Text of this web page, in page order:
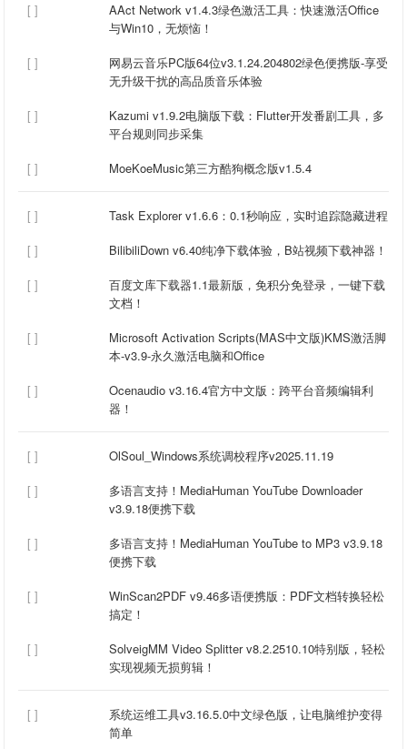
[ ]
‌AAct Network v1.4.3绿色激活工具：快速激活Office
与Win10，无烦恼！‌
[ ]
网易云音乐PC版64位v3.1.24.204802绿色便携版-享受
无升级干扰的高品质音乐体验
[ ]
‌Kazumi v1.9.2电脑版下载：Flutter开发番剧工具，多
平台规则同步采集‌
[ ]
MoeKoeMusic第三方酷狗概念版v1.5.4
[ ]
Task Explorer v1.6.6：0.1秒响应，实时追踪隐藏进程
[ ]
BilibiliDown v6.40纯净下载体验，B站视频下载神器！
[ ]
百度文库下载器1.1最新版，免积分免登录，一键下载
文档！
[ ]
Microsoft Activation Scripts(MAS中文版)KMS激活脚
本-v3.9-永久激活电脑和Office
[ ]
Ocenaudio v3.16.4官方中文版：跨平台音频编辑利
器！
[ ]
OlSoul_Windows系统调校程序v2025.11.19
[ ]
多语言支持！MediaHuman YouTube Downloader
v3.9.18便携下载
[ ]
多语言支持！MediaHuman YouTube to MP3 v3.9.18
便携下载
[ ]
‌WinScan2PDF v9.46多语便携版：PDF文档转换轻松
搞定！
[ ]
SolveigMM Video Splitter v8.2.2510.10特别版，轻松
实现视频无损剪辑！
[ ]
‌系统运维工具v3.16.5.0中文绿色版，让电脑维护变得
简单